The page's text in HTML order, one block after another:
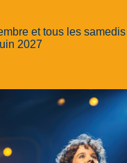
et tous les
2027